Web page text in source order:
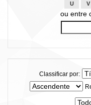
U
V
ou entre
Classificar por: